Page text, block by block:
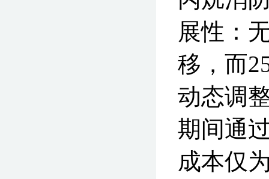
展性：
移，而
动态调
期间通
成本仅